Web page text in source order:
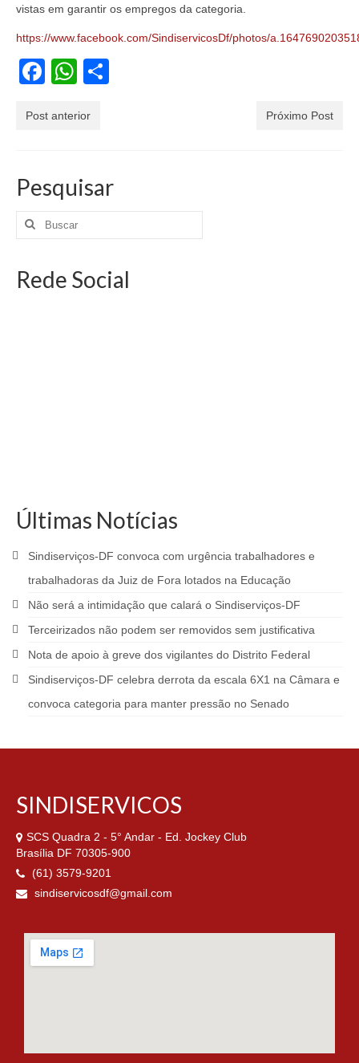
vistas em garantir os empregos da categoria.
https://www.facebook.com/SindiservicosDf/photos/
Facebook
WhatsApp
Post anterior Próximo Post
Pesquisar
Rede Social
Últimas Notícias
Sindiserviços-DF convoca com urgência trabalhadores e
trabalhadoras da Juiz de Fora lotados na Educação
Não será a intimidação que calará o Sindiserviços-DF
Terceirizados não podem ser removidos sem justificativa
Nota de apoio à greve dos vigilantes do Distrito Federal
Sindiserviços-DF celebra derrota da escala 6X1 na Câmara e
convoca categoria para manter pressão no Senado
SINDISERVICOS
SCS Quadra 2 - 5° Andar - Ed. Jockey Club
Brasília DF 70305-900
(61) 3579-9201
sindiservicosdf@gmail.com